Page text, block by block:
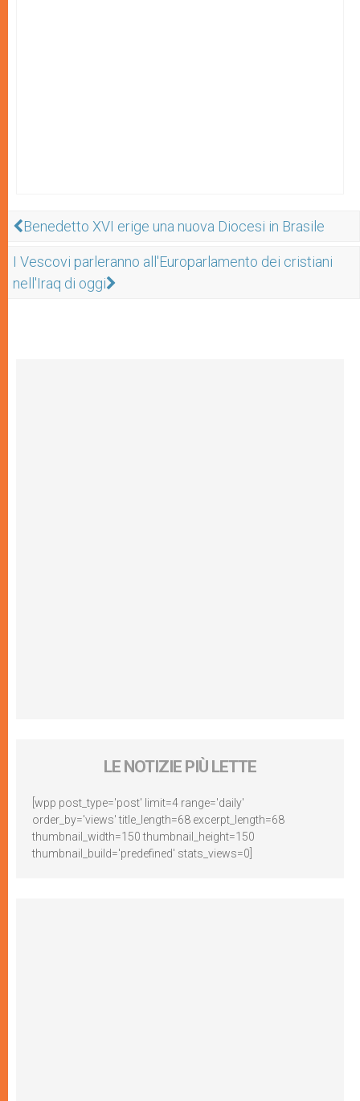
Benedetto XVI erige una nuova Diocesi in Brasile
I Vescovi parleranno all'Europarlamento dei cristiani
nell'Iraq di oggi
LE NOTIZIE PIÙ LETTE
[wpp post_type='post' limit=4 range='daily'
order_by='views' title_length=68 excerpt_length=68
thumbnail_width=150 thumbnail_height=150
thumbnail_build='predefined' stats_views=0]